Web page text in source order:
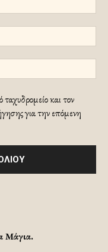
και τον
για την επόμενη
Μάγια.